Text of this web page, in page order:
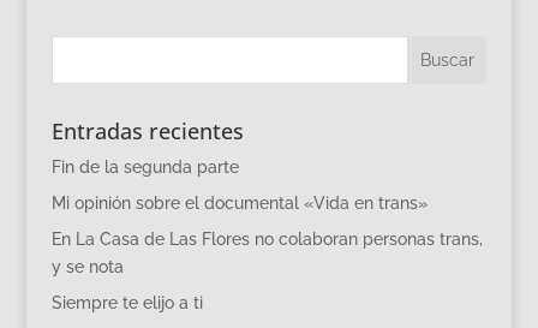
Entradas recientes
Fin de la segunda parte
Mi opinión sobre el documental «Vida en trans»
En La Casa de Las Flores no colaboran personas trans,
y se nota
Siempre te elijo a ti